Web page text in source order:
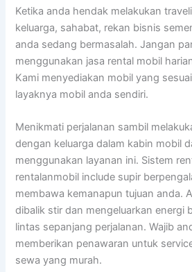
Ketika anda hendak melakukan
keluarga, sahabat, rekan bisnis
anda sedang bermasalah. Jangan
menggunakan jasa rental mobil
Kami menyediakan mobil yang
layaknya mobil anda sendiri.
Menikmati perjalanan sambil
dengan keluarga dalam kabin mobil
menggunakan layanan ini. Sistem
rentalanmobil include supir
membawa kemanapun tujuan anda.
dibalik stir dan mengeluarkan energi
lintas sepanjang perjalanan. Wajib
memberikan penawaran untuk
sewa yang murah.